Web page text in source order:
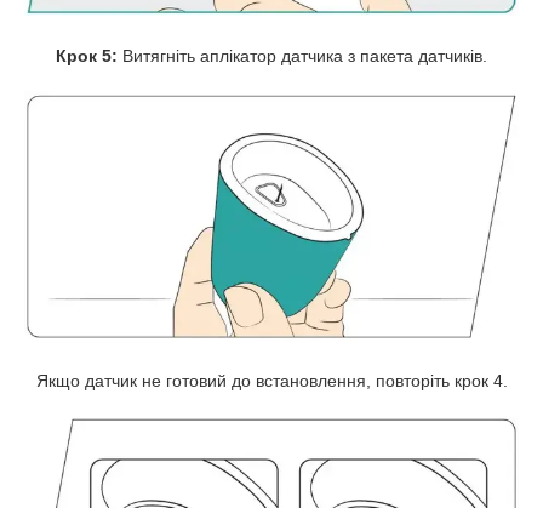
Крок 5: Витягніть аплікатор датчика з пакета датчиків.
Якщо датчик не готовий до встановлення, повторіть крок 4.